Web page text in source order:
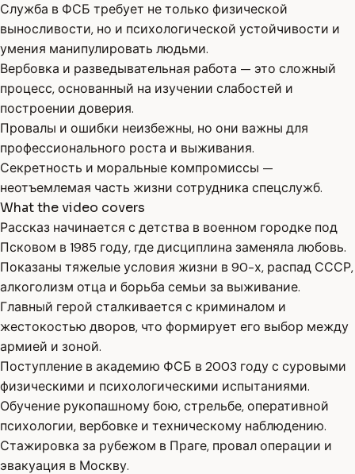
Служба в ФСБ требует не только физической
выносливости, но и психологической устойчивости и
умения манипулировать людьми.
Вербовка и разведывательная работа — это сложный
процесс, основанный на изучении слабостей и
построении доверия.
Провалы и ошибки неизбежны, но они важны для
профессионального роста и выживания.
Секретность и моральные компромиссы —
неотъемлемая часть жизни сотрудника спецслужб.
What the video covers
Рассказ начинается с детства в военном городке под
Псковом в 1985 году, где дисциплина заменяла любовь.
Показаны тяжелые условия жизни в 90-х, распад СССР,
алкоголизм отца и борьба семьи за выживание.
Главный герой сталкивается с криминалом и
жестокостью дворов, что формирует его выбор между
армией и зоной.
Поступление в академию ФСБ в 2003 году с суровыми
физическими и психологическими испытаниями.
Обучение рукопашному бою, стрельбе, оперативной
психологии, вербовке и техническому наблюдению.
Стажировка за рубежом в Праге, провал операции и
эвакуация в Москву.